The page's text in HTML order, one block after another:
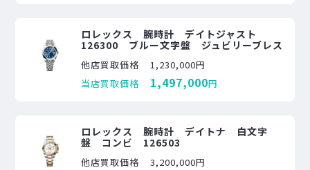
ロレックス 腕時計 デイトジャスト
126300 ブルー文字盤 ジュビリーブレス
他店買取価格
1,230,000円
当店買取価格
1,497,000円
ロレックス 腕時計 デイトナ 白文字
盤 コンビ 126503
他店買取価格
3,200,000円